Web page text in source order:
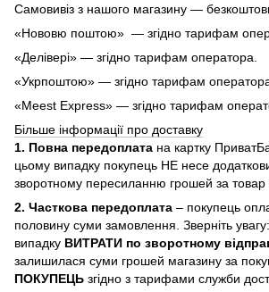
Самовивіз з нашого магазину —
«Нововю поштою» — згідно тарифам
«Делівері» — згідно тарифам оператора.
«Укрпоштою» — згідно тарифам
«Meest Express» — згідно тарифам
Більше інформації про доставку
1. Повна передоплата на картку
цьому випадку покупець НЕ несе
зворотному пересиланню грошей за товар
2. Часткова передоплата – покупець
половину суми замовлення. Зверніть
випадку ВИТРАТИ по зворотному
залишилася суми грошей магазину за
ПОКУПЕЦЬ згідно з тарифами служби